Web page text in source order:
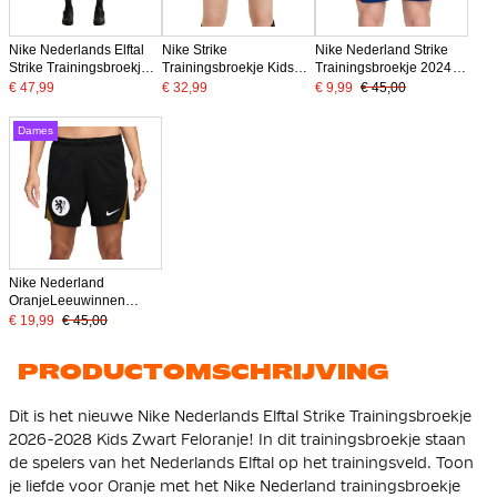
Nike Nederlands Elftal
Strike Trainingsbroekje
2026-2028 Zwart
€ 47,99
Nike Strike
Trainingsbroekje Kids
Zwart Groen
€ 32,99
Nike Nederland Strike
Trainingsbroekje 2024-
2026 Blauw
€ 9,99 € 45,00
Dames
Nike Nederland
OranjeLeeuwinnen
Strike Trainingsbroekje
€ 19,99 € 45,00
PRODUCTOMSCHRIJVING
Dit is het nieuwe Nike Nederlands Elftal Strike Trainingsbroekje
2026-2028 Kids Zwart Feloranje! In dit trainingsbroekje staan
de spelers van het Nederlands Elftal op het trainingsveld. Toon
je liefde voor Oranje met het Nike Nederland trainingsbroekje